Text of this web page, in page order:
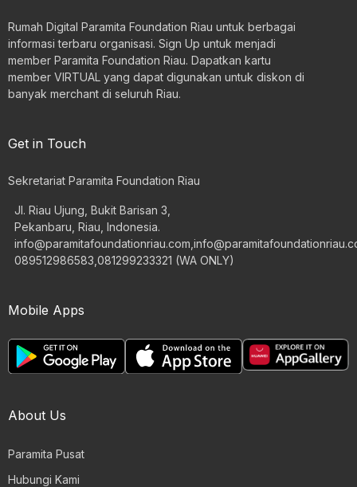
Rumah Digital Paramita Foundation Riau untuk berbagai
informasi terbaru organisasi. Sign Up untuk menjadi
member Paramita Foundation Riau. Dapatkan kartu
member VIRTUAL yang dapat digunakan untuk diskon di
banyak merchant di seluruh Riau.
Get in Touch
Sekretariat Paramita Foundation Riau
Jl. Riau Ujung, Bukit Barisan 3,
Pekanbaru, Riau, Indonesia.
info@paramitafoundationriau.com
089512986583,081299233321 (WA ONLY)
Mobile Apps
About Us
Paramita Pusat
Hubungi Kami